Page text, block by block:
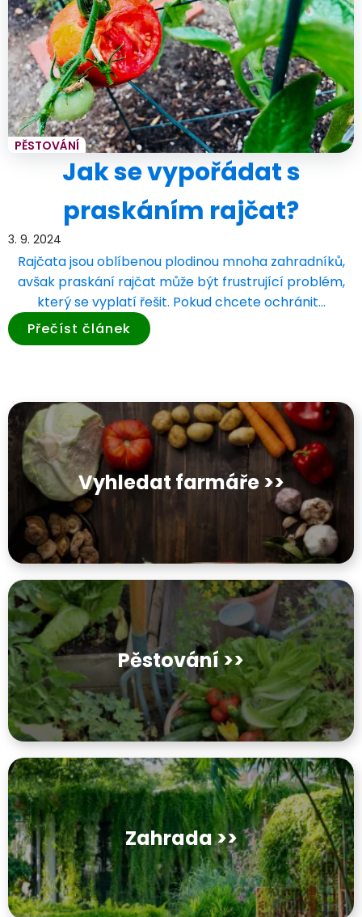
PĚSTOVÁNÍ
Jak se vypořádat s
praskáním rajčat?
3. 9. 2024
Rajčata jsou oblíbenou plodinou mnoha zahradníků,
avšak praskání rajčat může být frustrující problém,
který se vyplatí řešit. Pokud chcete ochránit…
Přečíst článek
Vyhledat farmáře >>
Pěstování >>
Zahrada >>